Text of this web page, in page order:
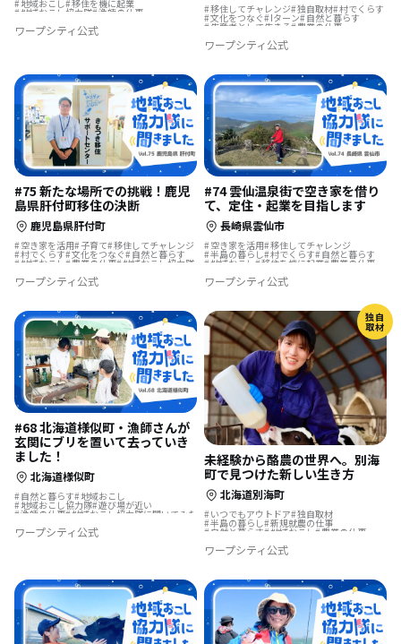
地域おこし 移住を機に起業
地域おこし協力隊 漁師の仕事
海のそばの暮らし
ワープシティ公式
移住してチャレンジ 独自取材 村でくらす
文化をつなぐ Iターン 自然と暮らす
生産者として生きる 農業の仕事
漁師の仕事 集落で暮らす
ワープシティ公式
#75 新たな場所での挑戦！鹿児
島県肝付町移住の決断
鹿児島県肝付町
空き家を活用 子育て 移住してチャレンジ
村でくらす 文化をつなぐ 自然と暮らす
地域おこし 農業の仕事 地域おこし協力隊
サーフィンのある暮らし
地域おこし協力隊に聞いてみた
ワープシティ公式
#74 雲仙温泉街で空き家を借り
て、定住・起業を目指します
長崎県雲仙市
空き家を活用 移住してチャレンジ
半島の暮らし 村でくらす 自然と暮らす
地域おこし 移住を機に起業 農業の仕事
温泉の近く 地域おこし協力隊に聞いてみた
海のそばの暮らし
ワープシティ公式
#68 北海道様似町・漁師さんが
玄関にブリを置いて去っていき
ました！
北海道様似町
自然と暮らす 地域おこし
地域おこし協力隊 遊び場が近い
漁師の仕事 地域おこし協力隊に聞いてみた
ワープシティ公式
独自
取材
未経験から酪農の世界へ。別海
町で見つけた新しい生き方
北海道別海町
いつでもアウトドア 独自取材
半島の暮らし 新規就農の仕事
自然と暮らす 地域おこし 農業の仕事
漁師の仕事 酪農の仕事
ワープシティ公式